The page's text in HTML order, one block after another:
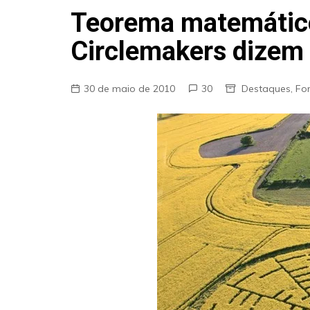
Pareidolia
Religião
Teorema
Circlemakers dizem
30 de maio de 2010 30 Destaques,